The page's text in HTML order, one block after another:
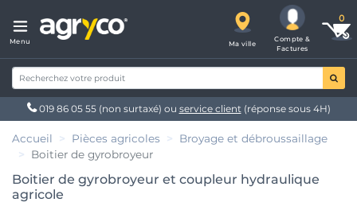
Menu Ma ville
Compte &
Factures
019 86 05 55 (non surtaxé) ou service client(réponse sous 4H)
Accueil Pièces agricoles
Broyage et débroussaillage
Boitier de gyrobroyeur
Boitier de gyrobroyeur et coupleur hydraulique
agricole